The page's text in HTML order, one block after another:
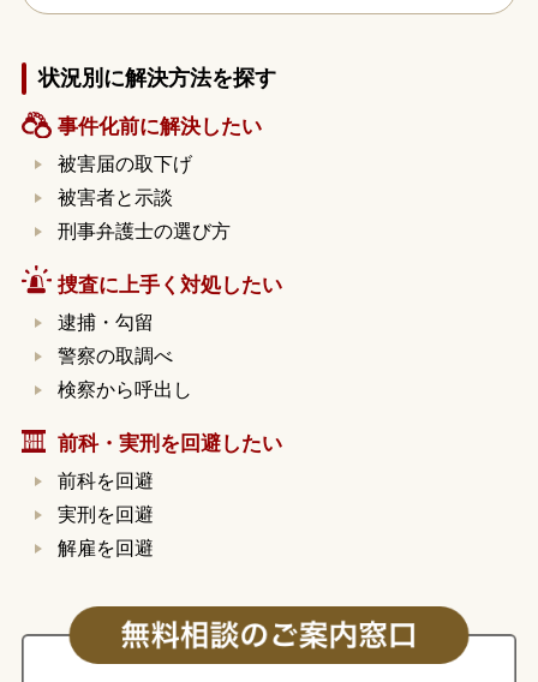
状況別に解決方法を探す
事件化前に解決したい
被害届の取下げ
被害者と示談
刑事弁護士の選び方
捜査に上手く対処したい
逮捕・勾留
警察の取調べ
検察から呼出し
前科・実刑を回避したい
前科を回避
実刑を回避
解雇を回避